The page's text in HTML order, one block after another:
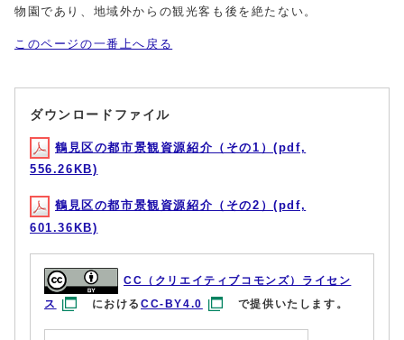
物園であり、地域外からの観光客も後を絶たない。
このページの一番上へ戻る
ダウンロードファイル
鶴見区の都市景観資源紹介（その1）(pdf,
556.26KB)
鶴見区の都市景観資源紹介（その2）(pdf,
601.36KB)
CC（クリエイティブコモンズ）ライセン
ス
におけるCC-BY4.0 で提供いたします。